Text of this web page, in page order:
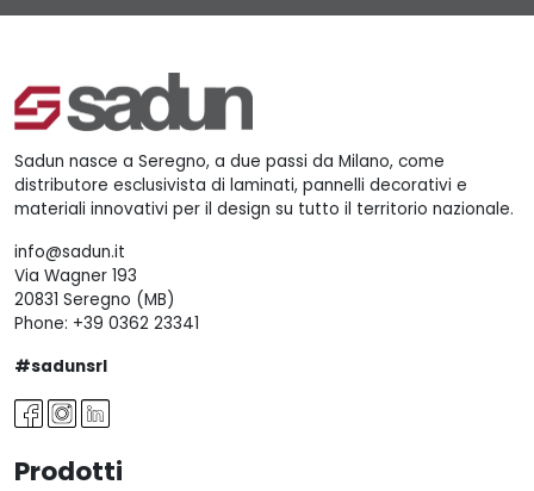
Sadun nasce a Seregno, a due passi da Milano, come
distributore esclusivista di laminati, pannelli decorativi e
materiali innovativi per il design su tutto il territorio nazionale.
info@sadun.it
Via Wagner 193
20831 Seregno (MB)
Phone: +39 0362 23341
#sadunsrl
Prodotti